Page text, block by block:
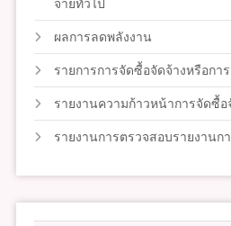
จ่ายทั่วไป
ผลการลดพลังงาน
รายการการจัดซื้อจัดจ้างหรือกา
รายงานความก้าวหน้าการจัดซื้
รายงานการตรวจสอบรายงานก